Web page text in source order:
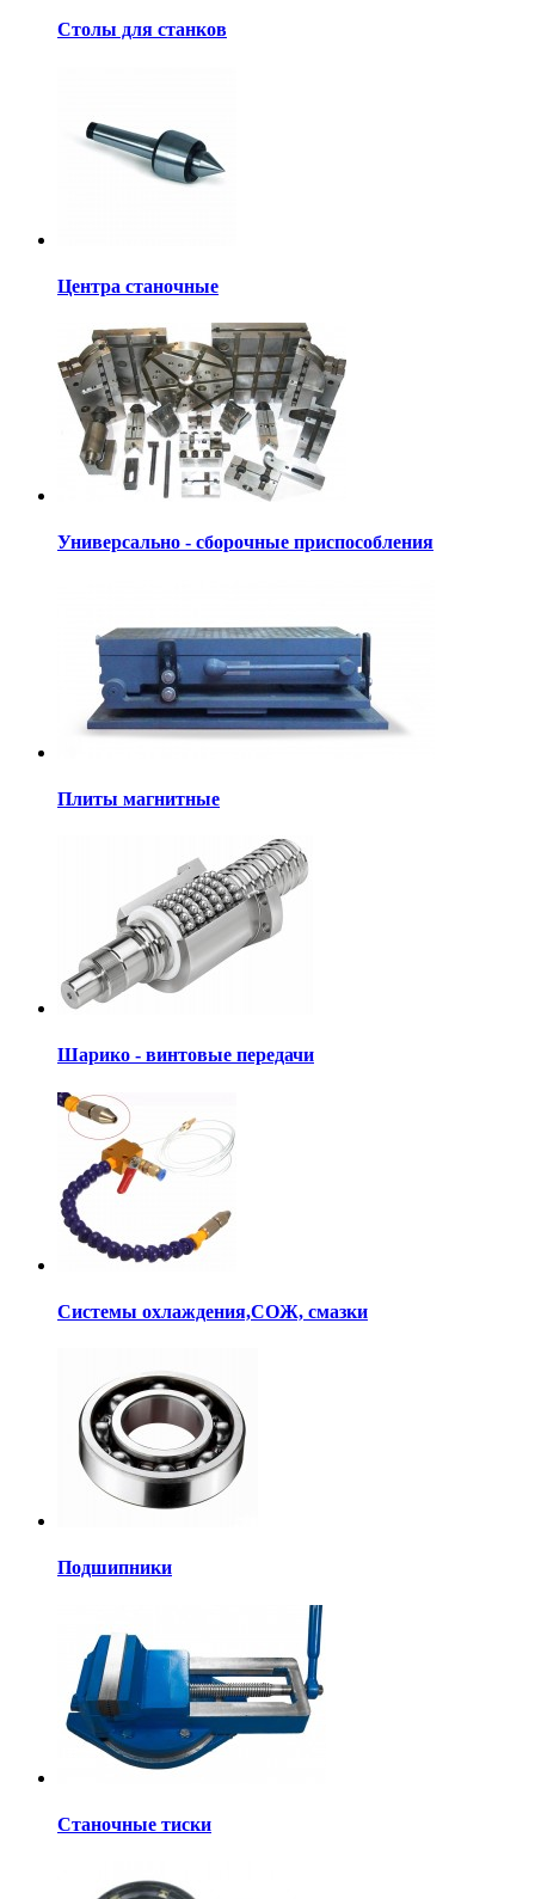
Столы для станков
Центра станочные
Универсально - сборочные приспособления
Плиты магнитные
Шарико - винтовые передачи
Системы охлаждения,СОЖ, смазки
Подшипники
Станочные тиски